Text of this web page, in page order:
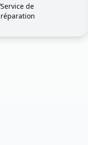
Service de
réparation